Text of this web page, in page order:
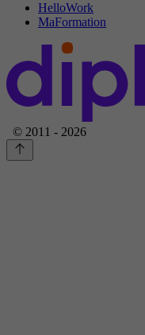
HelloWork
MaFormation
© 2011 - 2026